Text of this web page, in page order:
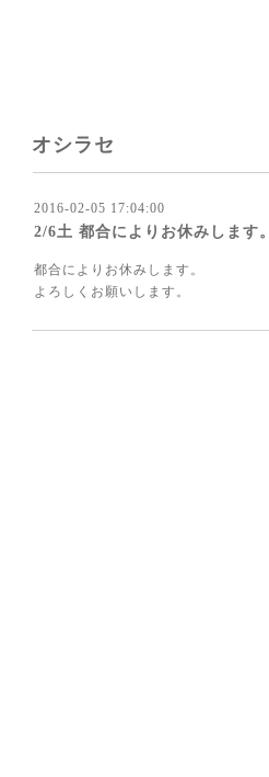
オシラセ
2016-02-05 17:04:00
2/6土 都合によりお休みします。
都合によりお休みします。
よろしくお願いします。